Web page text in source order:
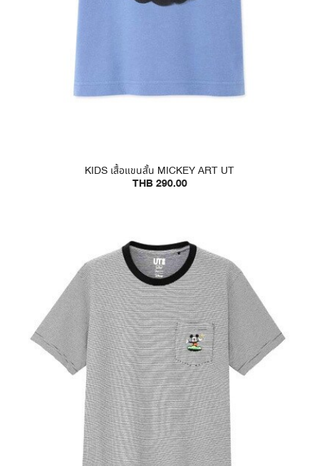
KIDS เสื้อแขนสั้น MICKEY ART UT
THB 290.00